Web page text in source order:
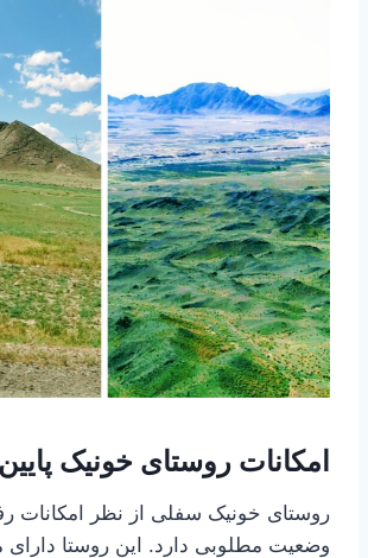
امکانات روستای خونیک پایین
روستای خونیک سفلی از نظر امکانات
وضعیت مطلوبی دارد. این روستا دارای